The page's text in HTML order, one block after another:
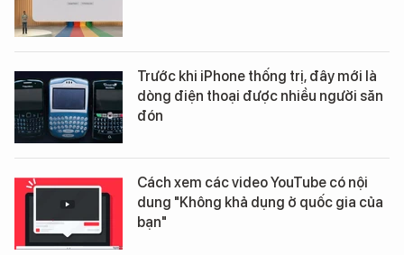
Trước khi iPhone thống trị, đây mới là
dòng điện thoại được nhiều người săn
đón
Cách xem các video YouTube có nội
dung "Không khả dụng ở quốc gia của
bạn"